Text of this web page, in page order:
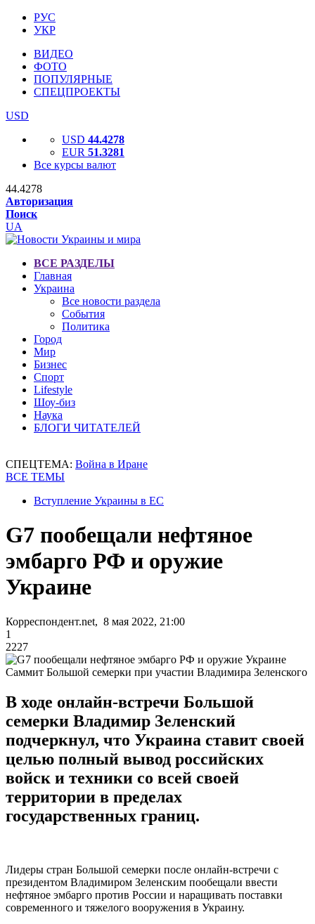
РУС
УКР
ВИДЕО
ФОТО
ПОПУЛЯРНЫЕ
СПЕЦПРОЕКТЫ
USD
USD 44.4278
EUR 51.3281
Все курсы валют
44.4278
Авторизация
Поиск
UA
ВСЕ РАЗДЕЛЫ
Главная
Украина
Все новости раздела
События
Политика
Город
Мир
Бизнес
Спорт
Lifestyle
Шоу-биз
Наука
БЛОГИ ЧИТАТЕЛЕЙ
СПЕЦТЕМА: Война в Иране
ВСЕ ТЕМЫ
Вступление Украины в ЕС
G7 пообещали нефтяное
эмбарго РФ и оружие
Украине
Корреспондент.net, 8 мая 2022, 21:00
1
2227
Саммит Большой семерки при участии Владимира Зеленского
В ходе онлайн-встречи Большой
семерки Владимир Зеленский
подчеркнул, что Украина ставит своей
целью полный вывод российских
войск и техники со всей своей
территории в пределах
государственных границ.
Лидеры стран Большой семерки после онлайн-встречи с
президентом Владимиром Зеленским пообещали ввести
нефтяное эмбарго против России и наращивать поставки
современного и тяжелого вооружения в Украину.